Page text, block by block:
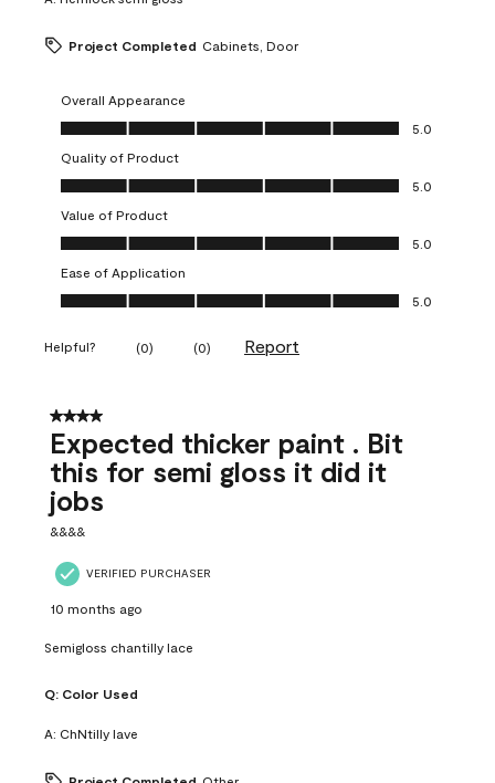
Project Completed Cabinets, Door
Overall Appearance
Overall Appearance, 5.0 out of 5
5.0
Quality of Product
Quality of Product, 5.0 out of 5
5.0
Value of Product
Value of Product, 5.0 out of 5
5.0
Ease of Application
Ease of Application, 5.0 out of 5
5.0
Helpful? (0) (0) Report
4 out of 5 stars.
Expected thicker paint . Bit
this for semi gloss it did it
jobs
&&&&
VERIFIED PURCHASER
10 months ago
Semigloss chantilly lace
Q: Color Used
A: ChNtilly lave